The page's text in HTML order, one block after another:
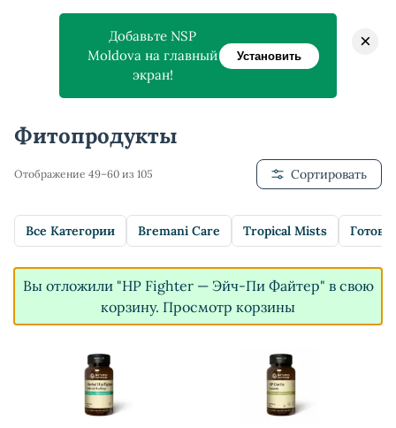
Главная > Магазин > Фитопродукты
Фитопродукты
Отображение 49–60 из 105 Сортировать
Все Категории Bremani Care Tropical Mists
Вы отложили "HP Fighter — Эйч-Пи Файтер" в свою
корзину. Просмотр корзины
Добавьте NSP
Moldova на главный
экран!
Установить
×